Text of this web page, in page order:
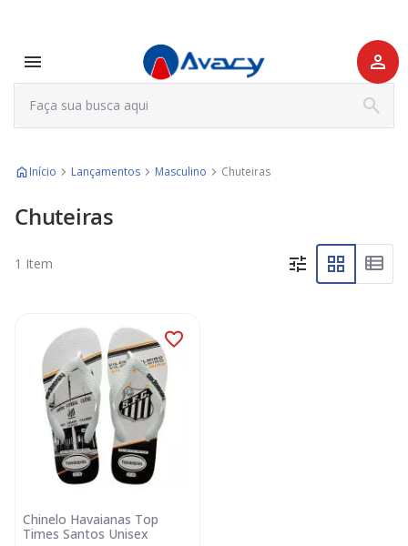
Início Lançamentos Masculino Chuteiras
Chuteiras
1 Item
Chinelo Havaianas Top
Times Santos Unisex